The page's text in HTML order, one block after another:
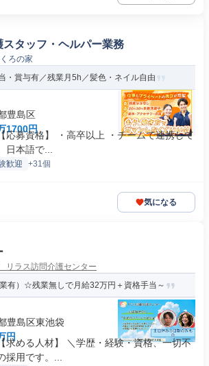
タッフ・ヘルパー業務
ろの家
・賞与有／残業月5h／髪色・ネイル自由
豊島区
1700円
応募資格】 ・高卒以上 ・チームで連携して
日本語で...
歓迎 +31個
気になる
ラス訪問介護センター
有）☆残業無しで月給32万円＋資格手当～
豊島区東池袋
円
求める人材】 ＼学歴・経験・資格、一切不
採用です。...